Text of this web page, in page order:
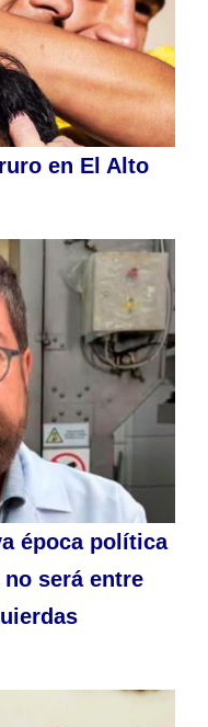
en El Alto
época política
será entre